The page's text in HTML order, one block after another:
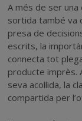
A més de ser
sortida també va
presa de
escrits, la
connecta tot
producte imprès.
seva acollida, la
compartida per